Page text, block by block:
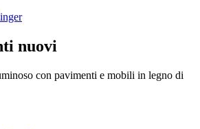
nuovi
con pavimenti e mobili in legno di